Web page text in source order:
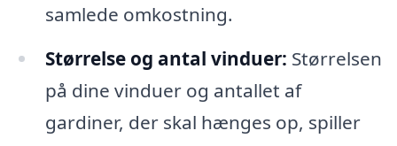
samlede omkostning.
Størrelse og antal vinduer: Størrelsen
på dine vinduer og antallet af
gardiner, der skal hænges op, spiller